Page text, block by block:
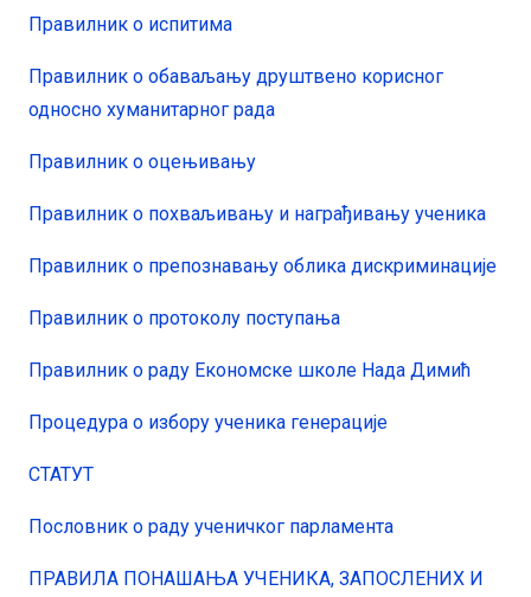
Правилник о испитима
Правилник о обаваљању друштвено корисног
односно хуманитарног рада
Правилник о оцењивању
Правилник о похваљивању и награђивању ученика
Правилник о препознавању облика дискриминације
Правилник о протоколу поступања
Правилник о раду Економске школе Нада Димић
Процедура о избору ученика генерације
СТАТУТ
Пословник о раду ученичког парламента
ПРАВИЛА ПОНАШАЊА УЧЕНИКА, ЗАПОСЛЕНИХ И